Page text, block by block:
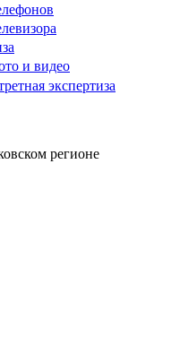
и видео
экспертиза
регионе